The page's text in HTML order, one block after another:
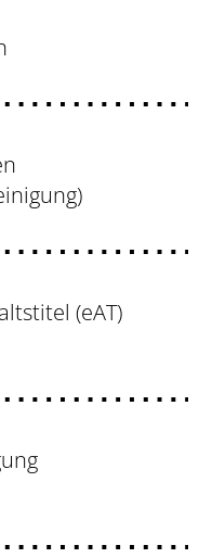
(eAT)